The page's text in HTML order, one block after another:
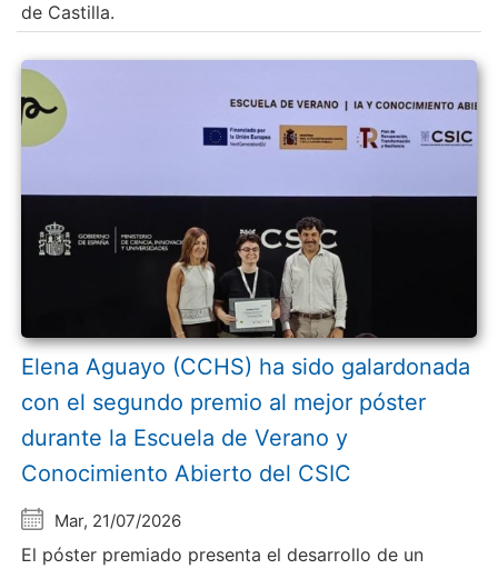
de Castilla.
Elena Aguayo (CCHS) ha sido galardonada
con el segundo premio al mejor póster
durante la Escuela de Verano y
Conocimiento Abierto del CSIC
Mar, 21/07/2026
El póster premiado presenta el desarrollo de un